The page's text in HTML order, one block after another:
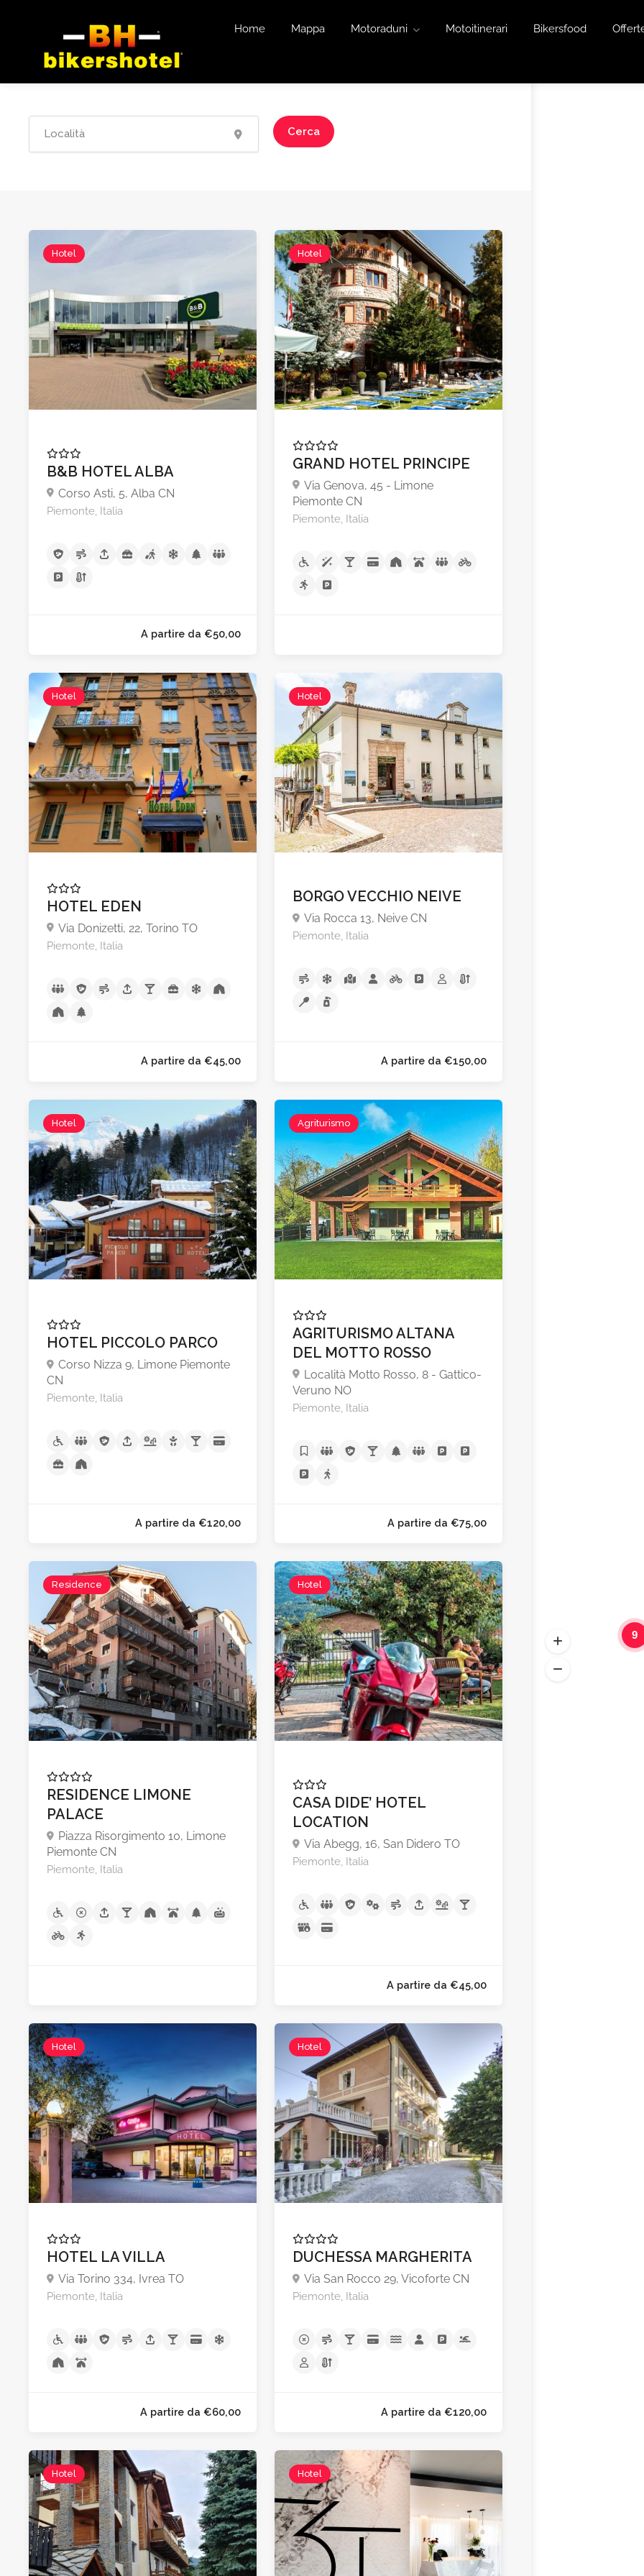
Home Mappa Motoraduni Motoitinerari Bikersfood
Cerca
Hotel
B&B HOTEL ALBA
Corso Asti, 5, Alba CN
Piemonte, Italia
A partire da €50,00
Hotel
GRAND HOTEL PRINCIPE
Via Genova, 45 - Limone
Piemonte CN
Piemonte, Italia
Hotel
HOTEL EDEN
Via Donizetti, 22, Torino TO
Piemonte, Italia
A partire da €45,00
Hotel
BORGO VECCHIO NEIVE
Via Rocca 13, Neive CN
Piemonte, Italia
A partire da €150,00
Hotel
HOTEL PICCOLO PARCO
Corso Nizza 9, Limone Piemonte
CN
Piemonte, Italia
A partire da €120,00
Agriturismo
AGRITURISMO ALTANA
DEL MOTTO ROSSO
Località Motto Rosso, 8 - Gattico-
Veruno NO
Piemonte, Italia
A partire da €75,00
Residence
RESIDENCE LIMONE
PALACE
Piazza Risorgimento 10, Limone
Piemonte CN
Piemonte, Italia
Hotel
CASA DIDE’ HOTEL
LOCATION
Via Abegg, 16, San Didero TO
Piemonte, Italia
A partire da €45,00
Hotel
HOTEL LA VILLA
Via Torino 334, Ivrea TO
Piemonte, Italia
Hotel
DUCHESSA MARGHERITA
Via San Rocco 29, Vicoforte CN
Piemonte, Italia
Hotel Hotel
9